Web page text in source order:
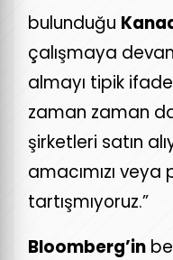
bulunduğu
çalışmaya
almayı tipik
zaman zaman
şirketleri satın
amacımızı veya
tartışmıyoruz.”
Bloomberg’in